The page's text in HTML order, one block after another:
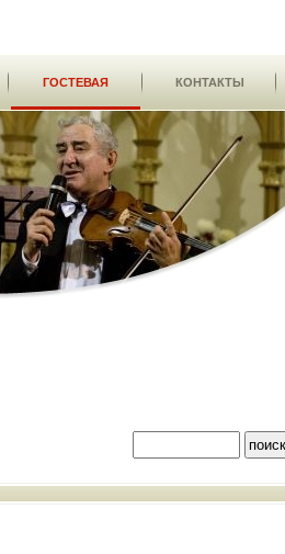
ГОСТЕВАЯ КОНТАКТЫ